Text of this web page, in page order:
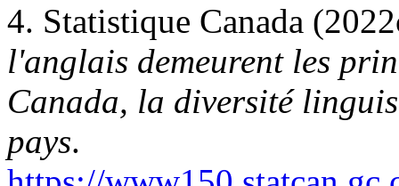
4. Statistique Canada
l'anglais demeurent les
Canada, la diversité
pays.